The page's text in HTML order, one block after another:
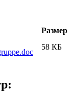
Размер
58 КБ